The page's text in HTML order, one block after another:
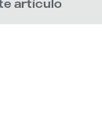
artículo